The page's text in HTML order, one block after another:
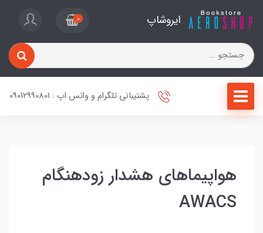
ایروشاپ 0
پشتیبانی تلگرام و واتس اپ : 09012990801
هواپیماهای هشدار زودهنگام
AWACS